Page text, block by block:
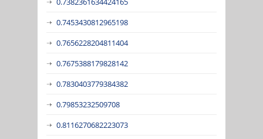
0.7453430812965198
0.7656228204811404
0.7675388179828142
0.7830403779384382
0.79853232509708
0.8116270682223073